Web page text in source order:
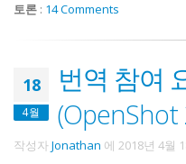
토론 : 14 Comments
18
4월
번역 참여
(OpenShot
작성자Jonathan 에 2018년 4월